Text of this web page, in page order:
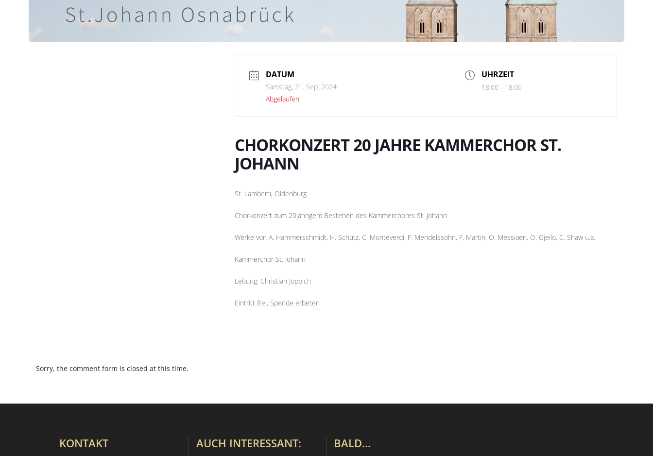
DATUM
Samstag, 21. Sep. 2024
Abgelaufen!
UHRZEIT
18:00 - 18:00
CHORKONZERT 20 JAHRE KAMMERCHOR ST.
JOHANN
St. Lamberti, Oldenburg
Chorkonzert zum 20jährigem Bestehen des Kammerchores St. Johann
Werke von A. Hammerschmidt, H. Schütz, C. Monteverdi, F. Mendelssohn, F. Martin, O. Messiaen, O. Gjeilo, C. Shaw u.a.
Kammerchor St. Johann
Leitung: Christian Joppich
Eintritt frei, Spende erbeten
Sorry, the comment form is closed at this time.
KONTAKT AUCH INTERESSANT: BALD…